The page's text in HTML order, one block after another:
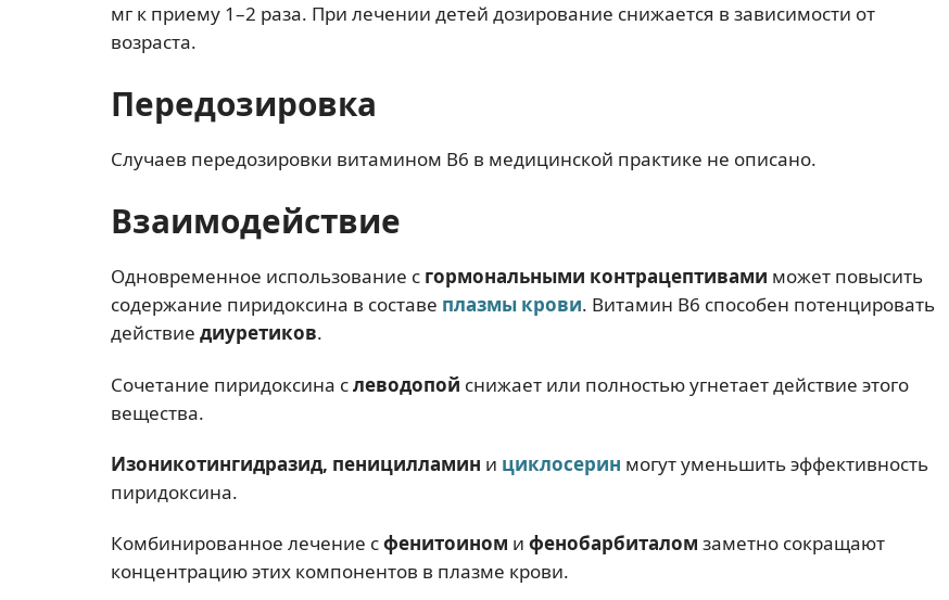
мг к приему 1–2 раза. При лечении детей дозирование снижается в зависимости от
возраста.
Передозировка
Случаев передозировки витамином В6 в медицинской практике не описано.
Взаимодействие
Одновременное использование с гормональными контрацептивами может повысить
содержание пиридоксина в составе плазмы крови. Витамин В6 способен потенцировать
действие диуретиков.
Сочетание пиридоксина слеводопой снижает или полностью угнетает действие этого
вещества.
Изоникотингидразид, пеницилламин и циклосерин могут уменьшить эффективность
пиридоксина.
Комбинированное лечение сфенитоином и фенобарбиталом заметно сокращают
концентрацию этих компонентов в плазме крови.